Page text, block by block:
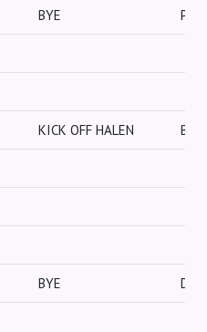
BYE
KICK OFF HALEN BYE
BYE